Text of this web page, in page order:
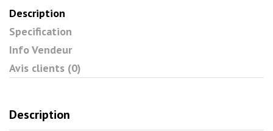
Description
Specification
Info Vendeur
Avis clients (0)
Description